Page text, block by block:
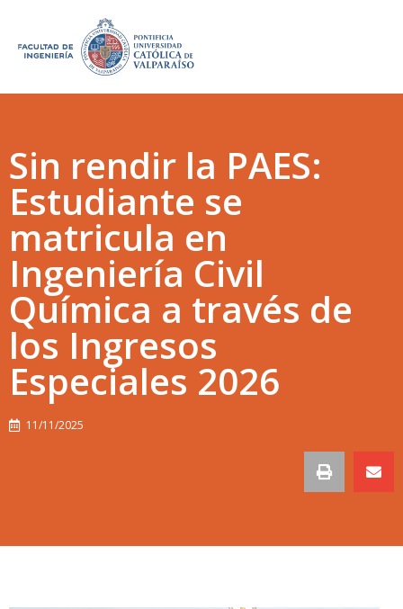
Sin rendir la PAES:
Estudiante se
matricula en
Ingeniería Civil
Química a través de
los Ingresos
Especiales 2026
11/11/2025